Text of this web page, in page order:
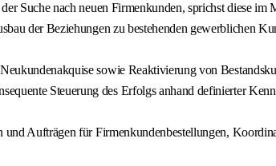
Suche nach neuen Firmenkunden, sprichst diese
der Beziehungen zu bestehenden gewerblichen
sowie Reaktivierung von
Steuerung des Erfolgs anhand definierter
und Aufträgen für Firmenkundenbestellungen,